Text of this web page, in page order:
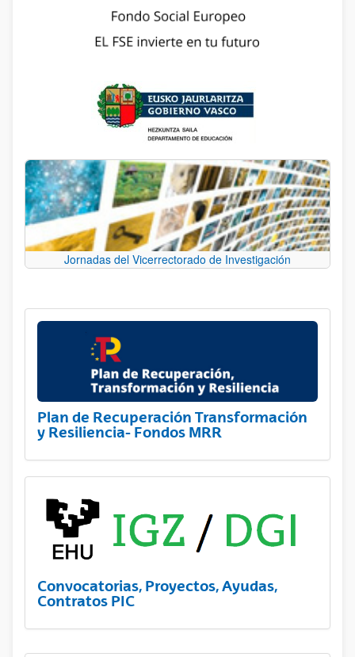
Jornadas del Vicerrectorado de Investigación
Plan de Recuperación Transformación
y Resiliencia- Fondos MRR
Convocatorias, Proyectos, Ayudas,
Contratos PIC